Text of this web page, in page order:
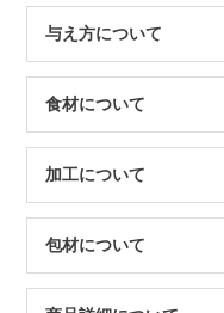
与え方について
食材について
加工について
包材について